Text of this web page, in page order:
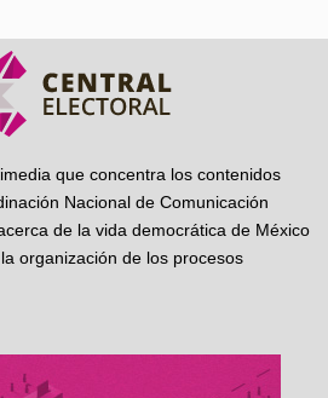
que concentra los contenidos
Nacional de Comunicación
de la vida democrática de México
organización de los procesos